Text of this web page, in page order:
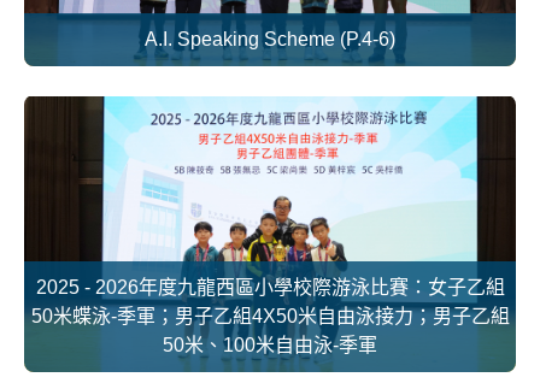
A.I. Speaking Scheme (P.4-6)
2025 - 2026年度九龍西區小學校際游泳比賽：女子乙組
50米蝶泳-季軍；男子乙組4X50米自由泳接力；男子乙組
50米、100米自由泳-季軍